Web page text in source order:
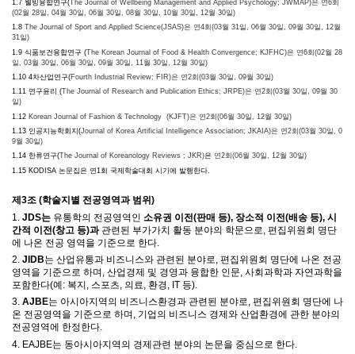
1.7 웰빙융합연구(The Journal of Wellbeing Management and Applied Psychology; JWMAP)은 연6회
(02월 28일, 04월 30일, 06월 30일, 08월 30일, 10월 30일, 12월 30일)
1.8 The Journal of Sport and Applied Science(JSAS)은 연4회(03월 31일, 06월 30일, 09월 30일, 12월
31일)
1.9 식품보건융합연구 (The Korean Journal of Food & Health Convergence; KJFHC)은 연6회(02월 28
일, 03월 30일, 06월 30일, 09월 30일, 11월 30일, 12월 30일)
1.10 4차산업연구(Fourth Industrial Review; FIR)은 연2회(03월 30일, 09월 30일)
1.11 연구윤리 (The Journal of Research and Publication Ethics; JRPE)은 연2회(03월 30일, 09월 30
일)
1.12 Korean Journal of Fashion & Technology (KJFT)은 연2회(06월 30일, 12월 30일)
1.13 인공지능학회지(Journal of Korea Artificial Intelligence Association; JKAIA)은 연2회(03월 30일, 0
9월 30일)
1.14 한류연구(The Journal of Koreanology Reviews ; JKR)은 연2회(06월 30일, 12월 30일)
1.15 KODISA 논문집은 연1회 국제학술대회 시기에 발행한다.
제 3조 (학술지별 전공영역과 범위 )
1. JDS는 유통학의 전공영역인 소유권 이전(판매 등), 장소적 이전(배송 등), 시
간적 이전(창고 등)과관련된 부가가치 활동 분야의 학문으로, 편집위원회 명단
에 나온 전공 영역을 기준으로 한다.
2. JIDB는 산업유통과 비즈니스와 관련된 분야로, 편집위원회 명단에 나온 전공
영역을 기준으로 하며, 산업경제 및 경영과 융합한 인문, 사회과학과 자연과학을
포함한다(예: 복지, 스포츠, 의료, 환경, IT 등).
3. AJBE는 아시아지역의 비즈니스환경과 관련된 분야로, 편집위원회 명단에 나
온 전공영역을 기준으로 하며 , 기업의 비즈니스 경제와 산업환경에 관한 분야의
전공영역에 한정한다.
4. EAJBE는 동아시아지역의 경제관련 분야의 논문을 중심으로 한다.